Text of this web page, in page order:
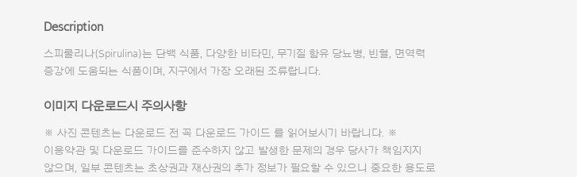
Description
스피룰리나(Spirulina)는 단백 식품, 다양한 비타민, 무기질 함유 당뇨병, 빈혈, 면역력
증강에 도움되는 식품이며, 지구에서 가장 오래된 조류랍니다.
이미지 다운로드시 주의사항
※ 사진 콘텐츠는 다운로드 전 꼭 다운로드 가이드 를 읽어보시기 바랍니다. ※
이용약관 및 다운로드 가이드를 준수하지 않고 발생한 문제의 경우 당사가 책임지지
않으며, 일부 콘텐츠는 초상권과 재산권의 추가 정보가 필요할 수 있으니 중요한 용도로